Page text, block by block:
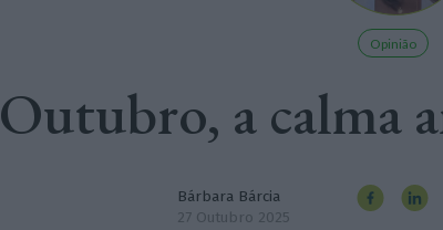
Opinião
Outubro, a calma
Bárbara Bárcia
27 Outubro 2025